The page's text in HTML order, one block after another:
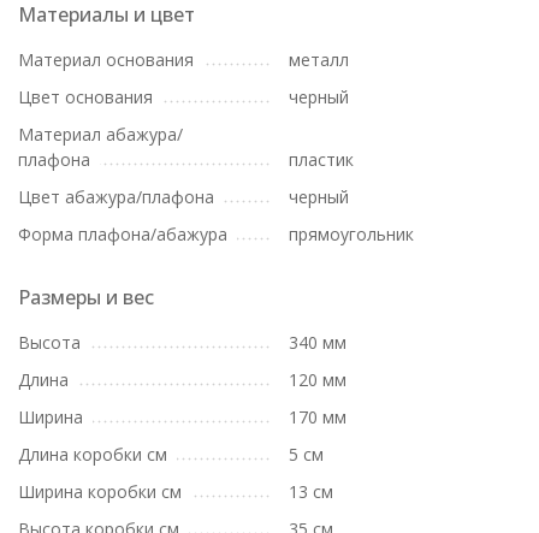
Материалы и цвет
Материал основания
металл
Цвет основания
черный
Материал абажура/
плафона
пластик
Цвет абажура/плафона
черный
Форма плафона/абажура
прямоугольник
Размеры и вес
Высота
340 мм
Длина
120 мм
Ширина
170 мм
Длина коробки см
5 см
Ширина коробки см
13 см